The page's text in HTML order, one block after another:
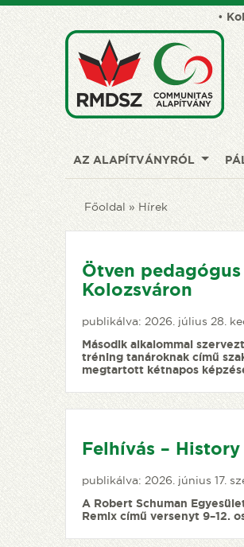
•
AZ ALAPÍTVÁNYRÓL
Főoldal Hírek
Ötven
Kolozsváron
publikálva: 2026. július 28.
Második alkalommal
tréning tanároknak című
megtartott kétnapos
Felhívás –
publikálva: 2026. június 17.
A Robert Schuman
Remix című versenyt 9–12.